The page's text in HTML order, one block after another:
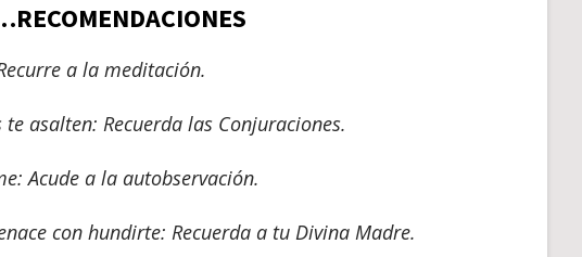
a la meditación.
asalten: Recuerda las Conjuraciones.
Acude a la autobservación.
con hundirte: Recuerda a tu Divina Madre.